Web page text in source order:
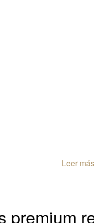
Leer más
premium